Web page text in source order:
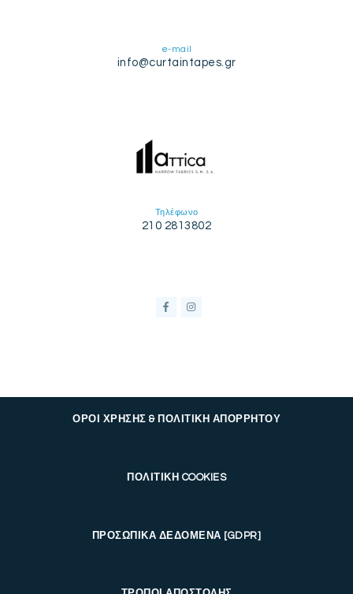
e-mail
info@curtaintapes.gr
Τηλέφωνο
210 2813802
ΟΡΟΙ ΧΡΗΣΗΣ & ΠΟΛΙΤΙΚΗ ΑΠΟΡΡΗΤΟΥ
ΠΟΛΙΤΙΚΗ COOKIES
ΠΡΟΣΩΠΙΚΑ ΔΕΔΟΜΕΝΑ [GDPR]